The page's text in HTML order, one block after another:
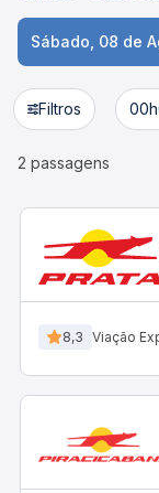
Sábado, 08 de
Filtros
2 passagens
8,3 Viação